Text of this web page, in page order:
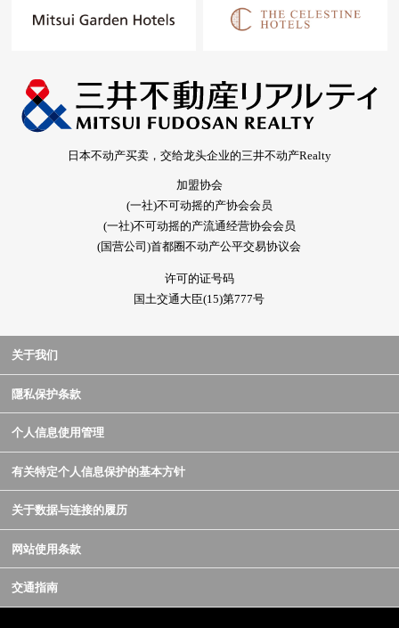
日本不动产买卖，交给龙头企业的三井不动产Realty
加盟协会
(一社)不可动摇的产协会会员
(一社)不可动摇的产流通经营协会会员
(国营公司)首都圈不动产公平交易协议会
许可的证号码
国土交通大臣(15)第777号
关于我们
隱私保护条款
个人信息使用管理
有关特定个人信息保护的基本方针
关于数据与连接的履历
网站使用条款
交通指南